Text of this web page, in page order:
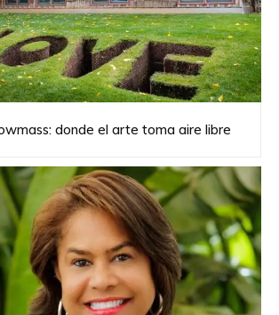
donde el arte toma aire libre